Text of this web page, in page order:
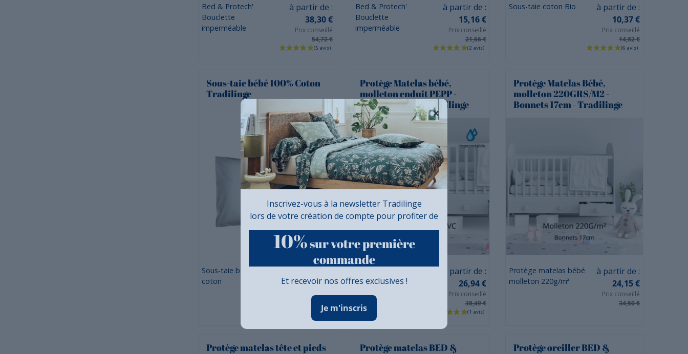
(13 avis)
Bed & Protech'
Bouclette
imperméable
à partir de :
Prix
38,30 €
Prix conseillé
54,72 €
Bed & Protech'
Bouclette
imperméable
à partir de :
Prix
15,16 €
Prix conseillé
21,66 €
Sous-taie coton Bio à partir de :
Prix
10,37 €
Prix conseillé
14,82 €
Sous-taie bébé 100% Coton
Tradilinge
Sous-taie bébé 100%
coton
9,38 €
Prix conseillé
13,40 €
Protège Matelas bébé,
molleton enduit PEPP -
Bonnets 17cm - Tradilinge
molleton enduit PEPP
à partir de :
26,94 €
Prix conseillé
38,49 €
Protège Matelas Bébé,
molleton 220GRS/M2 -
Bonnets 17cm - Tradilinge
Protège matelas bébé
molleton 220g/m²
à partir de :
Prix
24,15 €
Prix conseillé
34,50 €
Protège matelas tête et pieds
Protège matelas BED &
Protège oreiller BED &
×
Inscrivez-vous à la newsletter Tradilinge
lors de votre création de compte pour profiter de
10%sur votre première
commande
Et recevoir nos offres exclusives !
Je m'inscris